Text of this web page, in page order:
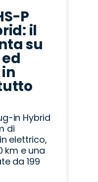
P
il
su
in Hybrid
di
elettrico,
km e una
da 199